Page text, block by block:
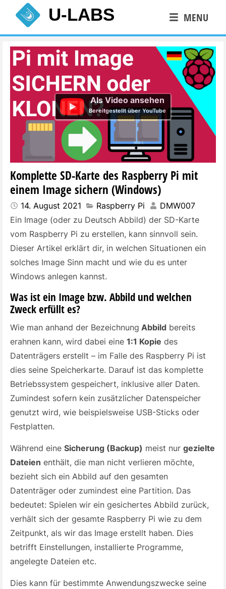
content
U-LABS MENU
Als Video ansehen
Bereitgestellt über YouTube
Komplette SD-Karte des Raspberry Pi mit
einem Image sichern (Windows)
14. August 2021 Raspberry Pi
DMW007
Ein Image (oder zu Deutsch Abbild) der SD-Karte
vom Raspberry Pi zu erstellen, kann sinnvoll sein.
Dieser Artikel erklärt dir, in welchen Situationen ein
solches Image Sinn macht und wie du es unter
Windows anlegen kannst.
Was ist ein Image bzw. Abbild und welchen
Zweck erfüllt es?
Wie man anhand der Bezeichnung Abbild bereits
erahnen kann, wird dabei eine 1:1 Kopie des
Datenträgers erstellt – im Falle des Raspberry Pi ist
dies seine Speicherkarte. Darauf ist das komplette
Betriebssystem gespeichert, inklusive aller Daten.
Zumindest sofern kein zusätzlicher Datenspeicher
genutzt wird, wie beispielsweise USB-Sticks oder
Festplatten.
Während eine Sicherung (Backup) meist nur gezielte
Dateien enthält, die man nicht verlieren möchte,
bezieht sich ein Abbild auf den gesamten
Datenträger oder zumindest eine Partition. Das
bedeutet: Spielen wir ein gesichertes Abbild zurück,
verhält sich der gesamte Raspberry Pi wie zu dem
Zeitpunkt, als wir das Image erstellt haben. Dies
betrifft Einstellungen, installierte Programme,
angelegte Dateien etc.
Dies kann für bestimmte Anwendungszwecke seine